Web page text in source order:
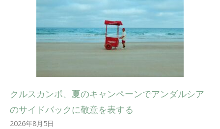
クルスカンポ、夏のキャンペーンでアンダルシア
のサイドバックに敬意を表する
2026年8月5日